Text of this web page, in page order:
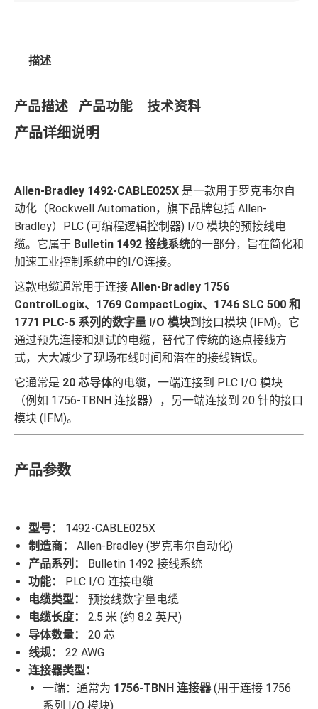
描述
产品描述 产品功能 技术资料
产品详细说明
Allen-Bradley 1492-CABLE025X 是一款用于罗克韦尔自
动化（Rockwell Automation，旗下品牌包括 Allen-
Bradley）PLC (可编程逻辑控制器) I/O 模块的预接线电
缆。它属于 Bulletin 1492 接线系统的一部分，旨在简化和
加速工业控制系统中的I/O连接。
这款电缆通常用于连接 Allen-Bradley 1756
ControlLogix、1769 CompactLogix、1746 SLC 500 和
1771 PLC-5 系列的数字量 I/O 模块到接口模块 (IFM)。它
通过预先连接和测试的电缆，替代了传统的逐点接线方
式，大大减少了现场布线时间和潜在的接线错误。
它通常是 20 芯导体的电缆，一端连接到 PLC I/O 模块
（例如 1756-TBNH 连接器），另一端连接到 20 针的接口
模块 (IFM)。
产品参数
型号：
1492-CABLE025X
制造商：
Allen-Bradley (罗克韦尔自动化)
产品系列：
Bulletin 1492 接线系统
功能：
PLC I/O 连接电缆
电缆类型：
预接线数字量电缆
电缆长度：
2.5 米 (约 8.2 英尺)
导体数量：
20 芯
线规：
22 AWG
连接器类型：
一端：通常为 1756-TBNH 连接器(用于连接 1756
系列 I/O 模块)